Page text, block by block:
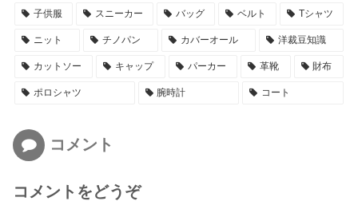
子供服 スニーカー バッグ ベルト Tシャツ
ニット チノパン カバーオール 洋裁豆知識
カットソー キャップ パーカー 革靴 財布
ポロシャツ 腕時計 コート
コメント
コメントをどうぞ